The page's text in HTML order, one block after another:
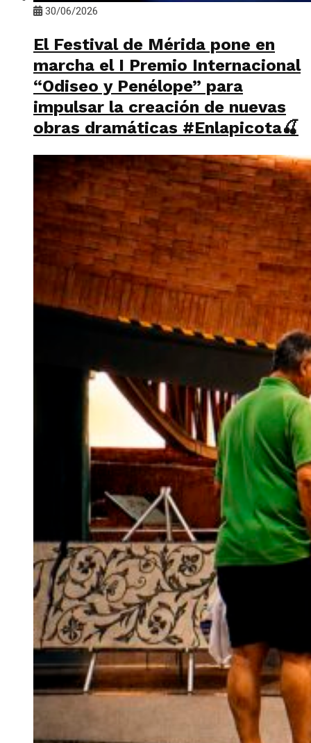
30/06/2026
El Festival de Mérida pone en
marcha el I Premio Internacional
“Odiseo y Penélope” para
impulsar la creación de nuevas
obras dramáticas #Enlapicota🍒